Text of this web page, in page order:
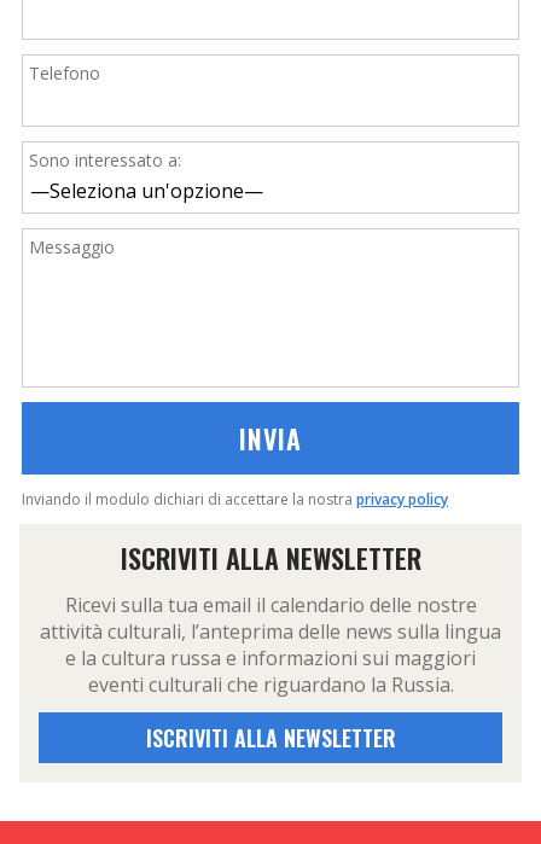
Telefono
Sono interessato a:
Messaggio
Inviando il modulo dichiari di accettare la nostra privacy policy
ISCRIVITI ALLA NEWSLETTER
Ricevi sulla tua email il calendario delle nostre
attività culturali, l’anteprima delle news sulla lingua
e la cultura russa e informazioni sui maggiori
eventi culturali che riguardano la Russia.
ISCRIVITI ALLA NEWSLETTER